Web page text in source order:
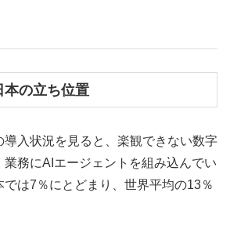
本の立ち位置
導入状況を見ると、楽観できない数字
業務にAIエージェントを組み込んでい
では7％にとどまり、世界平均の13％